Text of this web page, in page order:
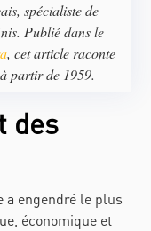
spécialiste de
Publié dans le
, cet article raconte
partir de 1959.
des
a engendré le plus
économique et